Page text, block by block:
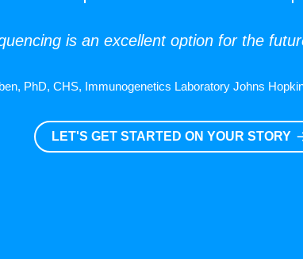
is an excellent option for the
PhD, CHS, Immunogenetics Laboratory Johns
LET'S GET STARTED ON YOUR STORY